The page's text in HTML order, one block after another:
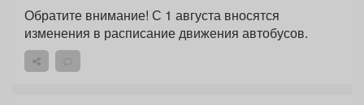
Обратите внимание! С 1 августа вносятся
изменения в расписание движения автобусов.